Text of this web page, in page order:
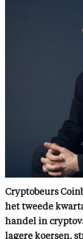
Cryptobeurs
het tweede
handel in
lagere koersen,